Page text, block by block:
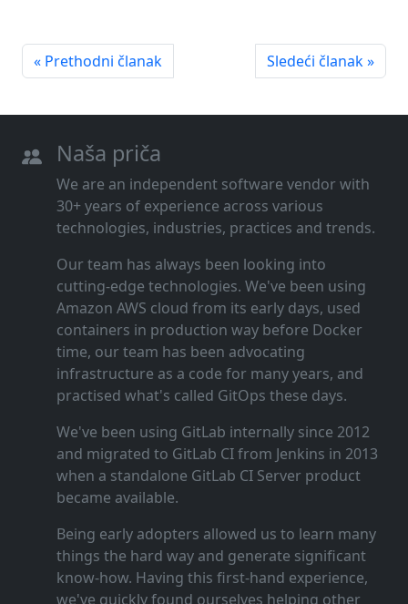
« Prethodni članak Sledeći članak »
Naša priča
We are an independent software vendor with
30+ years of experience across various
technologies, industries, practices and trends.
Our team has always been looking into
cutting‑edge technologies. We've been using
Amazon AWS cloud from its early days, used
containers in production way before Docker
time, our team has been advocating
infrastructure as a code for many years, and
practised what's called GitOps these days.
We've been using GitLab internally since 2012
and migrated to GitLab CI from Jenkins in 2013
when a standalone GitLab CI Server product
became available.
Being early adopters allowed us to learn many
things the hard way and generate significant
know‑how. Having this first‑hand experience,
we've quickly found ourselves helping other